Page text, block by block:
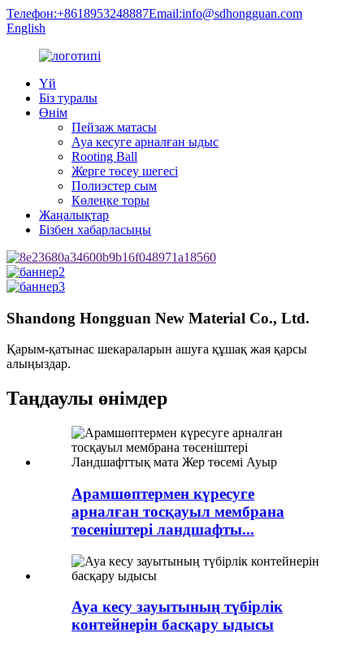
Телефон:+8618953248887Email:info@sdhongguan.com
English
Үй
Біз туралы
Өнім
Пейзаж матасы
Ауа кесуге арналған ыдыс
Rooting Ball
Жерге төсеу шегесі
Полиэстер сым
Көлеңке торы
Жаңалықтар
Бізбен хабарласыңы
Shandong Hongguan New Material Co., Ltd.
Қарым-қатынас шекараларын ашуға құшақ жая қарсы
алыңыздар.
Таңдаулы өнімдер
Арамшөптермен күресуге
арналған тосқауыл мембрана
төсеніштері ландшафты...
Ауа кесу зауытының түбірлік
контейнерін басқару ыдысы